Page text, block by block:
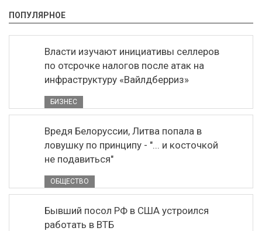
ПОПУЛЯРНОЕ
Власти изучают инициативы селлеров
по отсрочке налогов после атак на
инфраструктуру «Вайлдберриз»
БИЗНЕС
Вредя Белоруссии, Литва попала в
ловушку по принципу - "... и косточкой
не подавиться"
ОБЩЕСТВО
Бывший посол РФ в США устроился
работать в ВТБ